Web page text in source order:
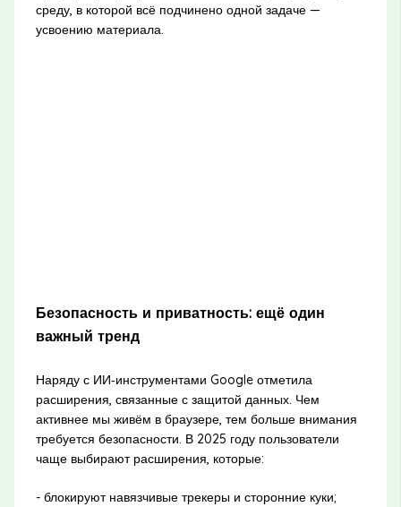
среду, в которой всё подчинено одной задаче —
усвоению материала.
Безопасность и приватность: ещё один
важный тренд
Наряду с ИИ‑инструментами Google отметила
расширения, связанные с защитой данных. Чем
активнее мы живём в браузере, тем больше внимания
требуется безопасности. В 2025 году пользователи
чаще выбирают расширения, которые:
- блокируют навязчивые трекеры и сторонние куки;